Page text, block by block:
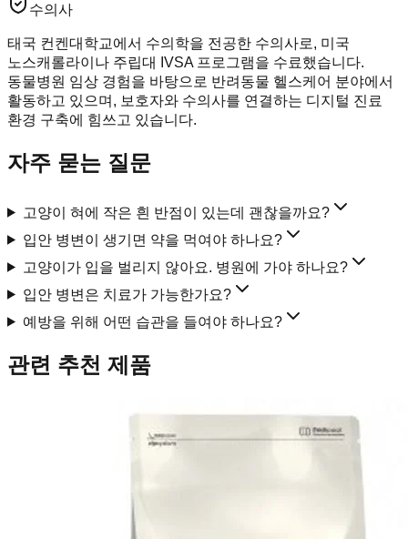
수의사
태국 컨켄대학교에서 수의학을 전공한 수의사로, 미국
노스캐롤라이나 주립대 IVSA 프로그램을 수료했습니다.
동물병원 임상 경험을 바탕으로 반려동물 헬스케어 분야에서
활동하고 있으며, 보호자와 수의사를 연결하는 디지털 진료
환경 구축에 힘쓰고 있습니다.
자주 묻는 질문
고양이 혀에 작은 흰 반점이 있는데 괜찮을까요?
입안 병변이 생기면 약을 먹여야 하나요?
고양이가 입을 벌리지 않아요. 병원에 가야 하나요?
입안 병변은 치료가 가능한가요?
예방을 위해 어떤 습관을 들여야 하나요?
관련 추천 제품